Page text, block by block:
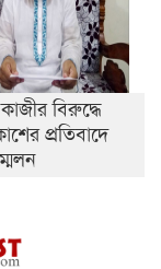
বিরুদ্ধে
প্রতিবাদে